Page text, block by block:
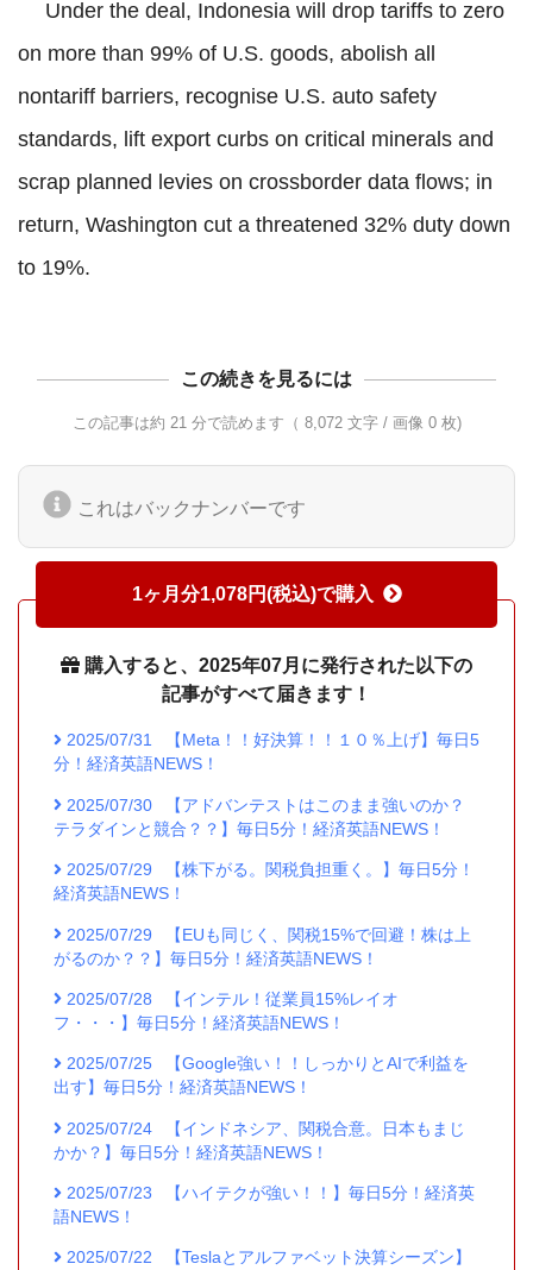
on more than 99% of U.S. goods, abolish all
nontariff barriers, recognise U.S. auto safety
standards, lift export curbs on critical minerals and
scrap planned levies on crossborder data flows; in
return, Washington cut a threatened 32% duty down
この続きを見るには
この記事は約 21 分で読めます（ 8,072 文字 / 画像 0 枚)
これはバックナンバーです
1ヶ月分1,078円(税込)で購入
購入すると、2025年07月に発行された以下の
記事がすべて届きます！
2025/07/31
【Meta！！好決算！！１０％上げ】毎日5
分！経済英語NEWS！
2025/07/30
【アドバンテストはこのまま強いのか？
テラダインと競合？？】毎日5分！経済英語NEWS！
2025/07/29
【株下がる。関税負担重く。】毎日5分！
経済英語NEWS！
2025/07/29
【EUも同じく、関税15%で回避！株は上
がるのか？？】毎日5分！経済英語NEWS！
2025/07/28
【インテル！従業員15%レイオ
フ・・・】毎日5分！経済英語NEWS！
2025/07/25
【Google強い！！しっかりとAIで利益を
出す】毎日5分！経済英語NEWS！
2025/07/24
【インドネシア、関税合意。日本もまじ
かか？】毎日5分！経済英語NEWS！
2025/07/23
【ハイテクが強い！！】毎日5分！経済英
語NEWS！
2025/07/22
【Teslaとアルファベット決算シーズン】